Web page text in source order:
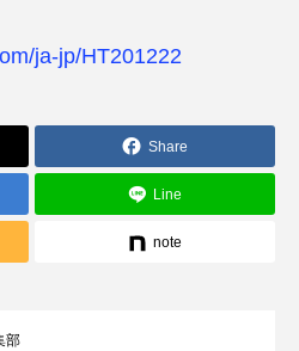
ja-jp/HT201222
Share
Line
note
部